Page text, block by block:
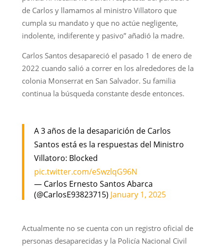
de Carlos y llamamos al ministro Villatoro que
cumpla su mandato y que no actúe negligente,
indolente, indiferente y pasivo” añadió la madre.
Carlos Santos desapareció el pasado 1 de enero de
2022 cuando salió a correr en los alrededores de la
colonia Monserrat en San Salvador. Su familia
continua la búsqueda constante desde entonces.
A 3 años de la desaparición de Carlos
Santos está es la respuestas del Ministro
Villatoro: Blocked
pic.twitter.com/eSwzlqG96N
— Carlos Ernesto Santos Abarca
(@CarlosE93823715) January 1, 2025
Actualmente no se cuenta con un registro oficial de
personas desaparecidas y la Policía Nacional Civil